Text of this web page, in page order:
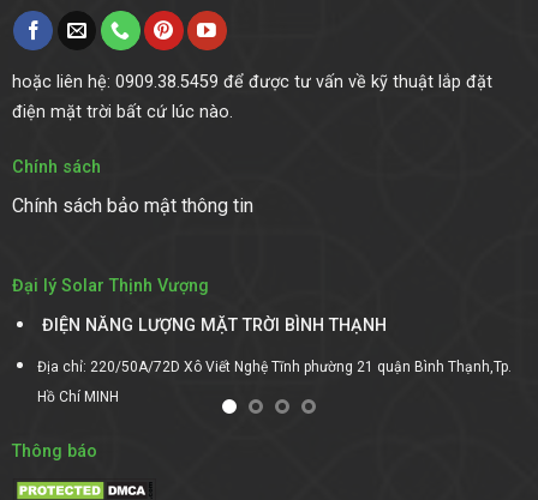
hoặc liên hệ: 0909.38.5459 để được tư vấn về kỹ thuật lắp đặt
điện mặt trời bất cứ lúc nào.
Chính sách
Chính sách bảo mật thông tin
Đại lý Solar Thịnh Vượng
ĐIỆN NĂNG LƯỢNG MẶT TRỜI DAKLAK
Địa chỉ:Số 41 Thôn Đoàn Kết, Xã EAKAR Mút, Huyện EAKAR, Tỉnh